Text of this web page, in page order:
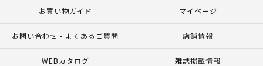
お買い物ガイド マイページ
お問い合わせ - よくあるご質問 店舗情報
WEBカタログ 雑誌掲載情報